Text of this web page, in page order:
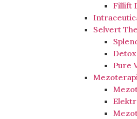
Fillift
Selvert
Pure